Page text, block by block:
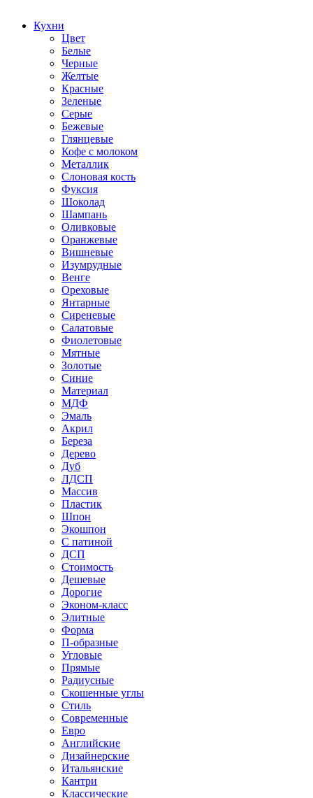
Кухни
Цвет
Белые
Черные
Желтые
Красные
Зеленые
Серые
Бежевые
Глянцевые
Кофе с молоком
Металлик
Слоновая кость
Фуксия
Шоколад
Шампань
Оливковые
Оранжевые
Вишневые
Изумрудные
Венге
Ореховые
Янтарные
Сиреневые
Салатовые
Фиолетовые
Мятные
Золотые
Синие
Материал
МДФ
Эмаль
Акрил
Береза
Дерево
Дуб
ЛДСП
Массив
Пластик
Шпон
Экошпон
С патиной
ДСП
Стоимость
Дешевые
Дорогие
Эконом-класс
Элитные
Форма
П-образные
Угловые
Прямые
Радиусные
Скошенные углы
Стиль
Современные
Евро
Английские
Дизайнерские
Итальянские
Кантри
Классические